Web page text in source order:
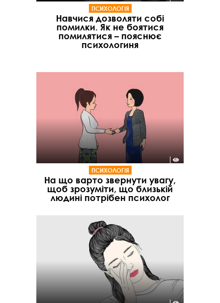
ПСИХОЛОГІЯ
Навчися дозволяти собі
помилки. Як не боятися
помилятися – пояснює
психологиня
ПСИХОЛОГІЯ
На що варто звернути увагу,
щоб зрозуміти, що близькій
людині потрібен психолог